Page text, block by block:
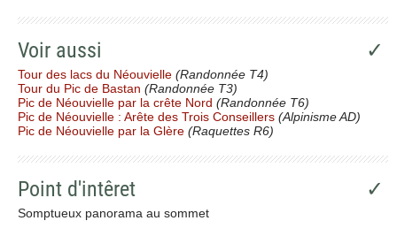
Voir aussi ✓
Tour des lacs du Néouvielle (Randonnée T4)
Tour du Pic de Bastan (Randonnée T3)
Pic de Néouvielle par la crête Nord (Randonnée T6)
Pic de Néouvielle : Arête des Trois Conseillers (Alpinisme AD)
Pic de Néouvielle par la Glère (Raquettes R6)
Point d'intêret ✓
Somptueux panorama au sommet